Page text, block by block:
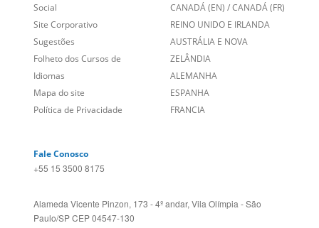
Social
Site Corporativo
Sugestões
Folheto dos Cursos de
Idiomas
Mapa do site
Política de Privacidade
CANADÁ (EN) /CANADÁ (FR)
REINO UNIDO E IRLANDA
AUSTRÁLIA E NOVA
ZELÂNDIA
ALEMANHA
ESPANHA
FRANCIA
Fale Conosco
+55 15 3500 8175
Alameda Vicente Pinzon, 173 - 4º andar, Vila Olímpia - São
Paulo/SP CEP 04547-130